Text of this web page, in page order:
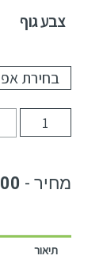
צבע גוף
תיאור